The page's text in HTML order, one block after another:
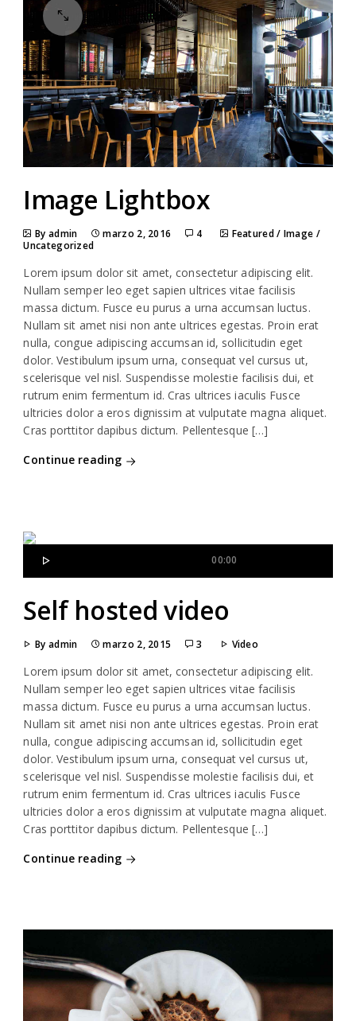
Image Lightbox
By admin marzo 2, 2016 4 Featured/ Image /
Uncategorized
Lorem ipsum dolor sit amet, consectetur adipiscing elit.
Nullam semper leo eget sapien ultrices vitae facilisis
massa dictum. Fusce eu purus a urna accumsan luctus.
Nullam sit amet nisi non ante ultrices egestas. Proin erat
nulla, congue adipiscing accumsan id, sollicitudin eget
dolor. Vestibulum ipsum urna, consequat vel cursus ut,
scelerisque vel nisl. Suspendisse molestie facilisis dui, et
rutrum enim fermentum id. Cras ultrices iaculis Fusce
ultricies dolor a eros dignissim at vulputate magna aliquet.
Cras porttitor dapibus dictum. Pellentesque […]
Continue reading
00:00
Self hosted video
By admin marzo 2, 2015 3 Video
Lorem ipsum dolor sit amet, consectetur adipiscing elit.
Nullam semper leo eget sapien ultrices vitae facilisis
massa dictum. Fusce eu purus a urna accumsan luctus.
Nullam sit amet nisi non ante ultrices egestas. Proin erat
nulla, congue adipiscing accumsan id, sollicitudin eget
dolor. Vestibulum ipsum urna, consequat vel cursus ut,
scelerisque vel nisl. Suspendisse molestie facilisis dui, et
rutrum enim fermentum id. Cras ultrices iaculis Fusce
ultricies dolor a eros dignissim at vulputate magna aliquet.
Cras porttitor dapibus dictum. Pellentesque […]
Continue reading